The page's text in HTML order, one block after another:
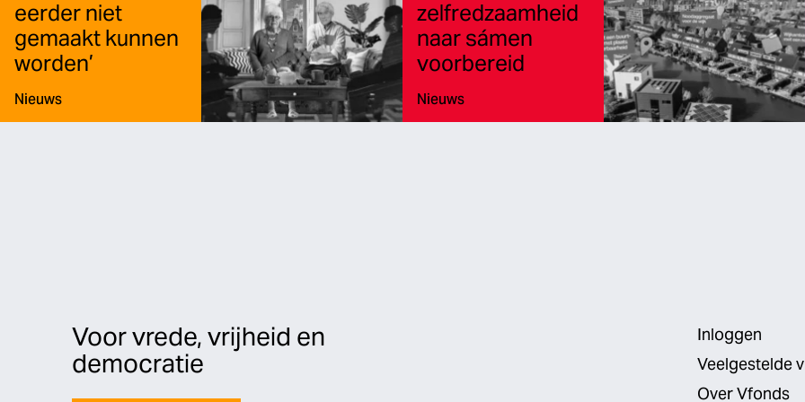
eerder niet
gemaakt kunnen
worden’
Type:
Nieuws
zelfredzaamheid
naar sámen
voorbereid
Type:
Nieuws
Voor vrede, vrijheid en
democratie
Inloggen
Veelgestelde
Over Vfonds